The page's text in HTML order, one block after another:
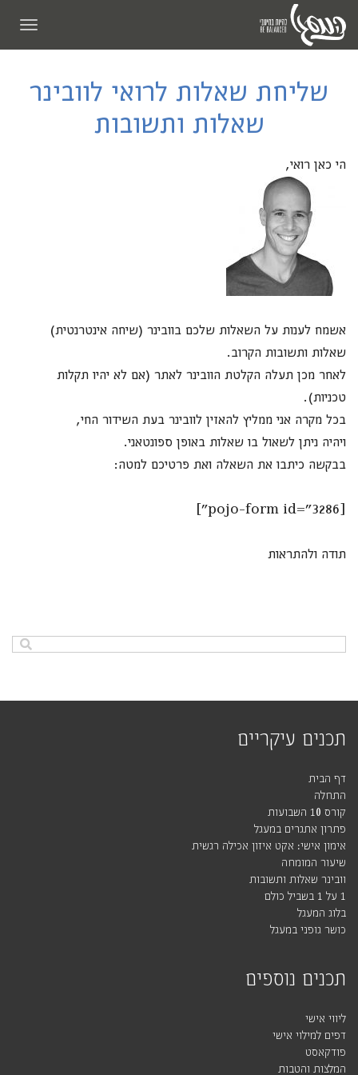
שליחת שאלות לרואי לוובינר
שאלות ותשובות
הי כאן רואי,
אשמח לענות על השאלות שלכם בוובינר (שיחה אינטרנטית)
שאלות ותשובות הקרוב.
לאחר מכן תעלה הקלטת הוובינר לאתר (אם לא יהיו תקלות
טכניות).
בכל מקרה אני ממליץ להאזין לוובינר בעת השידור החי,
ויהיה ניתן לשאול בו שאלות באופן ספונטאני.
בבקשה כיתבו את השאלה ואת פרטיכם למטה:
[pojo-form id="3286"]
תודה ולהתראות
תכנים עיקריים
דף הבית
התחלה
קורס 10 השבועות
פתרון אתגרים במעגל
אימון אישי: אקט איזון אכילה רגשית
שיעור המומחה
וובינר שאלות ותשובות
1 על 1 בשביל כולם
בלוג המעגל
כושר גופני במעגל
תכנים נוספים
ליווי אישי
דפים למילוי אישי
פודקאסט
המלצות והטבות